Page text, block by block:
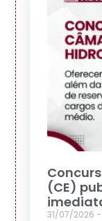
(CE)
31/07/2026